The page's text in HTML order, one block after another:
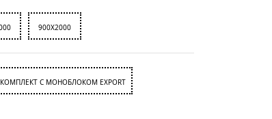
900X2000
КОМПЛЕКТ С МОНОБЛОКОМ EXPORT